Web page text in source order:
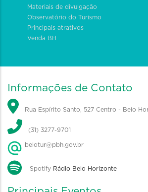
Materiais de divulgação
Observatório do Turismo
Principais atrativos
Venda BH
Informações de Contato
Rua Espírito Santo, 527 Centro - Belo
(31) 3277-9701
belotur@pbh.gov.br
Spotify Rádio Belo Horizonte